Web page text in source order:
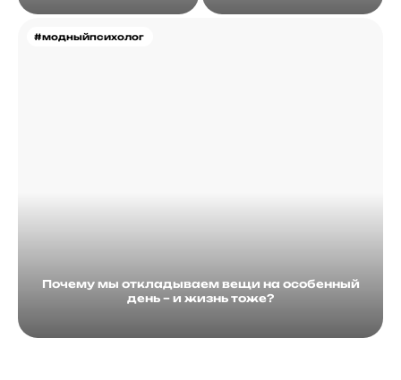
#модныйпсихолог
Почему мы откладываем вещи на особенный
день – и жизнь тоже?